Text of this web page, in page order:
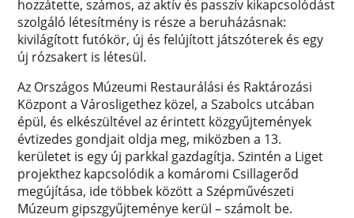
hozzátette, számos, az aktív és passzív kikapcsolódást
szolgáló létesítmény is része a beruházásnak:
kivilágított futókör, új és felújított játszóterek és egy
új rózsakert is létesül.
Az Országos Múzeumi Restaurálási és Raktározási
Központ a Városligethez közel, a Szabolcs utcában
épül, és elkészültével az érintett közgyűjtemények
évtizedes gondjait oldja meg, miközben a 13.
kerületet is egy új parkkal gazdagítja. Szintén a Liget
projekthez kapcsolódik a komáromi Csillagerőd
megújítása, ide többek között a Szépművészeti
Múzeum gipszgyűjteménye kerül – számolt be.